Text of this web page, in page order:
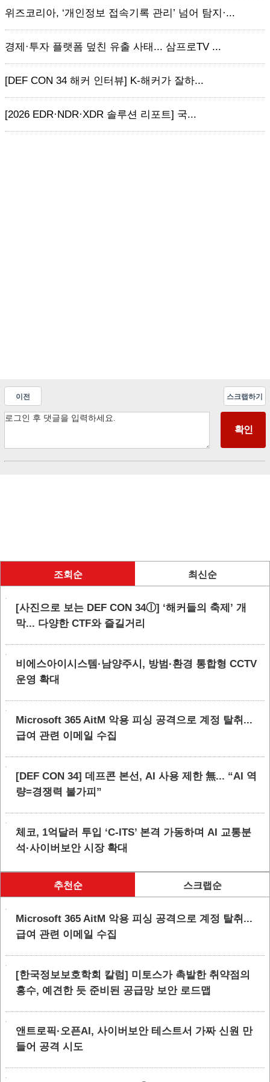
위즈코리아, ‘개인정보 접속기록 관리’ 넘어 탐지·...
경제·투자 플랫폼 덮친 유출 사태... 삼프로TV ...
[DEF CON 34 해커 인터뷰] K-해커가 잘하...
[2026 EDR·NDR·XDR 솔루션 리포트] 국...
이전 스크랩하기
조회순 최신순
[사진으로 보는 DEF CON 34ⓛ] ‘해커들의 축제’ 개
막... 다양한 CTF와 즐길거리
비에스아이시스템·남양주시, 방범·환경 통합형 CCTV
운영 확대
Microsoft 365 AitM 악용 피싱 공격으로 계정 탈취...
급여 관련 이메일 수집
[DEF CON 34] 데프콘 본선, AI 사용 제한 無... “AI 역
량=경쟁력 불가피”
체코, 1억달러 투입 ‘C-ITS’ 본격 가동하며 AI 교통분
석·사이버보안 시장 확대
추천순 스크랩순
Microsoft 365 AitM 악용 피싱 공격으로 계정 탈취...
급여 관련 이메일 수집
[한국정보보호학회 칼럼] 미토스가 촉발한 취약점의
홍수, 예견한 듯 준비된 공급망 보안 로드맵
앤트로픽·오픈AI, 사이버보안 테스트서 가짜 신원 만
들어 공격 시도